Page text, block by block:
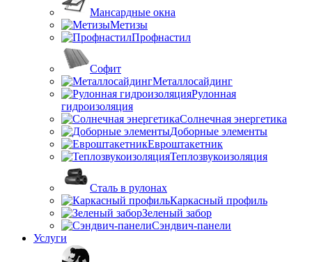
Мансардные окна
Метизы
Профнастил
Софит
Металлосайдинг
Рулонная
гидроизоляция
Солнечная энергетика
Доборные элементы
Евроштакетник
Теплозвукоизоляция
Сталь в рулонах
Каркасный профиль
Зеленый забор
Сэндвич-панели
Услуги